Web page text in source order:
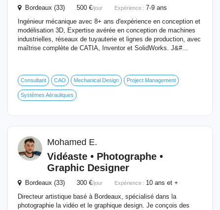
Bordeaux (33) 500 €/jour Expérience : 7-9 ans
Ingénieur mécanique avec 8+ ans d'expérience en conception et
modélisation 3D, Expertise avérée en conception de machines
industrielles, réseaux de tuyauterie et lignes de production, avec
maîtrise complète de CATIA, Inventor et SolidWorks. J&#...
Consultant CAO Mechanical Design Project Management
Systèmes Aérauliques
Mohamed E.
Vidéaste • Photographe •
Graphic Designer
Bordeaux (33) 300 €/jour Expérience : 10 ans et +
Directeur artistique basé à Bordeaux, spécialisé dans la
photographie la vidéo et le graphique design. Je conçois des